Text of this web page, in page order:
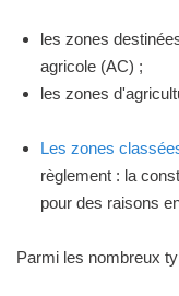
les zones
agricole (AC) ;
les zones
Les zones
règlement : la
pour des raisons
Parmi les nombreux